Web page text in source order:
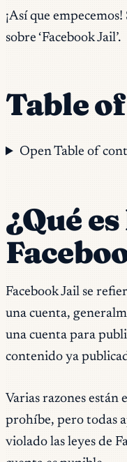
¡Así que
sobre ‘Facebook Jail’.
Table
Open Table of
¿Qué
Facebook Jail se
una cuenta,
una cuenta para
contenido ya
Varias razones están
prohíbe, pero todas
violado las leyes de